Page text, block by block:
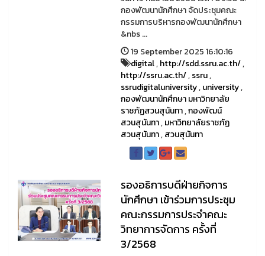
กองพัฒนานักศึกษา จัดประชุมคณะ
กรรมการบริหารกองพัฒนานักศึกษา
&nbs ...
19 September 2025 16:10:16
digital,http://sdd.ssru.ac.th/,
http://ssru.ac.th/,ssru,
ssrudigitaluniversity,university,
กองพัฒนานักศึกษา มหาวิทยาลัย
ราชภัฏสวนสุนันทา,กองพัฒน์
สวนสุนันทา,มหาวิทยาลัยราชภัฏ
สวนสุนันทา,สวนสุนันทา
รองอธิการบดีฝ่ายกิจการ
นักศึกษา เข้าร่วมการประชุม
คณะกรรมการประจำคณะ
วิทยาการจัดการ ครั้งที่
3/2568